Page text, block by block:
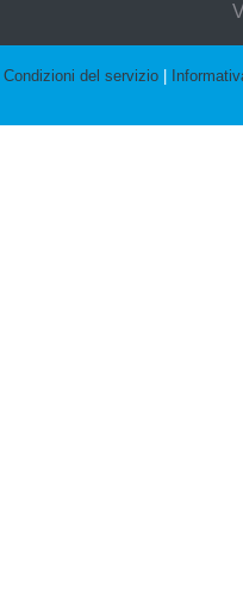
Condizioni del servizio|